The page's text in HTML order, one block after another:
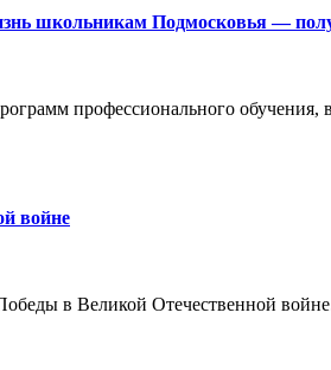
Подмосковья —
профессионального
войне
в Великой Отечественной